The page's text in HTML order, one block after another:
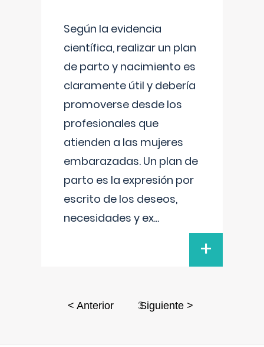
Según la evidencia
científica, realizar un plan
de parto y nacimiento es
claramente útil y debería
promoverse desde los
profesionales que
atienden a las mujeres
embarazadas. Un plan de
parto es la expresión por
escrito de los deseos,
necesidades y ex...
+
< Anterior 3Siguiente >